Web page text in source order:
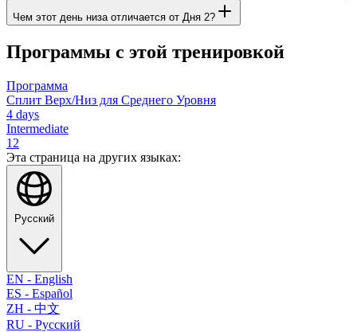
Чем этот день низа отличается от Дня 2?
Программы с этой тренировкой
Программа
Сплит Верх/Низ для Среднего Уровня
4 days
Intermediate
12
Эта страница на других языках:
Русский
EN - English
ES - Español
ZH - 中文
RU - Русский